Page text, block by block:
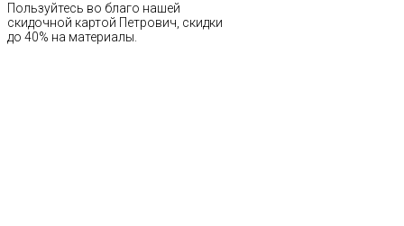
Пользуйтесь во благо нашей
скидочной картой Петрович, скидки
до 40% на материалы.